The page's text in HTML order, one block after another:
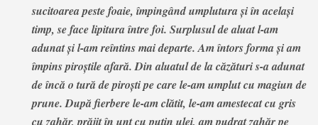
sucitoarea peste foaie, împingând umplutura şi în acelaşi
timp, se face lipitura între foi. Surplusul de aluat l-am
adunat şi l-am reîntins mai departe. Am întors forma şi am
împins piroştile afară. Din aluatul de la căzături s-a adunat
de încă o tură de piroști pe care le-am umplut cu magiun de
prune. După fierbere le-am clătit, le-am amestecat cu gris
cu zahăr, prăjit în unt cu puțin ulei, am pudrat zahăr pe